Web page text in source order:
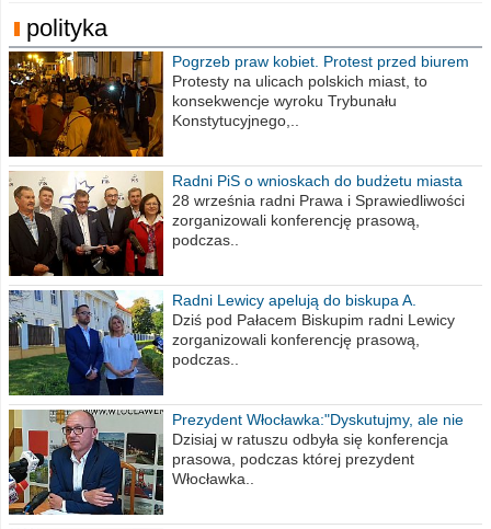
polityka
Pogrzeb praw kobiet. Protest przed biurem
poselskim PiS
Protesty na ulicach polskich miast, to
konsekwencje wyroku Trybunału
Konstytucyjnego,..
Radni PiS o wnioskach do budżetu miasta
na 2021 rok
28 września radni Prawa i Sprawiedliwości
zorganizowali konferencję prasową,
podczas..
Radni Lewicy apelują do biskupa A.
Wiesława Meringa
Dziś pod Pałacem Biskupim radni Lewicy
zorganizowali konferencję prasową,
podczas..
Prezydent Włocławka:"Dyskutujmy, ale nie
obrażajmy się”
Dzisiaj w ratuszu odbyła się konferencja
prasowa, podczas której prezydent
Włocławka..